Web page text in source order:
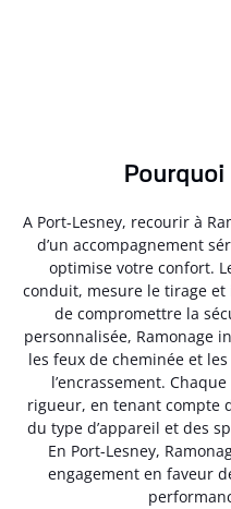
A Port-Lesney, recourir à
d’un accompagnement
optimise votre confort.
conduit, mesure le tirage
de compromettre la
personnalisée, Ramonage
les feux de cheminée et
l’encrassement.
rigueur, en tenant compte
du type d’appareil et des
En Port-Lesney,
engagement en faveur